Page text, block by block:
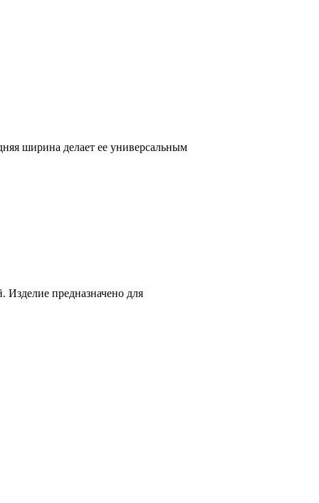
ширина делает ее универсальным
Изделие предназначено для